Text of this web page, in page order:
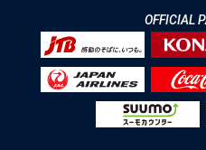
OFFICIAL